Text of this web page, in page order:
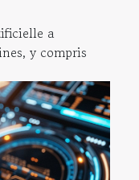
a
y compris